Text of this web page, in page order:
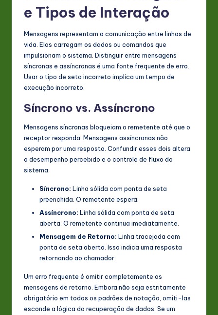
e Tipos de Interação
Mensagens representam a comunicação entre linhas de
vida. Elas carregam os dados ou comandos que
impulsionam o sistema. Distinguir entre mensagens
síncronas e assíncronas é uma fonte frequente de erro.
Usar o tipo de seta incorreto implica um tempo de
execução incorreto.
Síncrono vs. Assíncrono
Mensagens síncronas bloqueiam o remetente até que o
receptor responda. Mensagens assíncronas não
esperam por uma resposta. Confundir esses dois altera
o desempenho percebido e o controle de fluxo do
sistema.
Síncrono: Linha sólida com ponta de seta
preenchida. O remetente espera.
Assíncrono: Linha sólida com ponta de seta
aberta. O remetente continua imediatamente.
Mensagem de Retorno: Linha tracejada com
ponta de seta aberta. Isso indica uma resposta
retornando ao chamador.
Um erro frequente é omitir completamente as
mensagens de retorno. Embora não seja estritamente
obrigatório em todos os padrões de notação, omiti-las
esconde a lógica da recuperação de dados. Se um